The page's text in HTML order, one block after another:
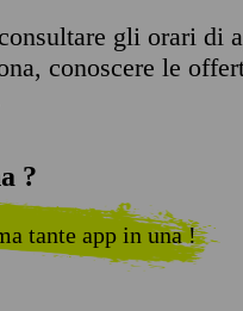
gli orari di
conoscere le
?
tante app in una !